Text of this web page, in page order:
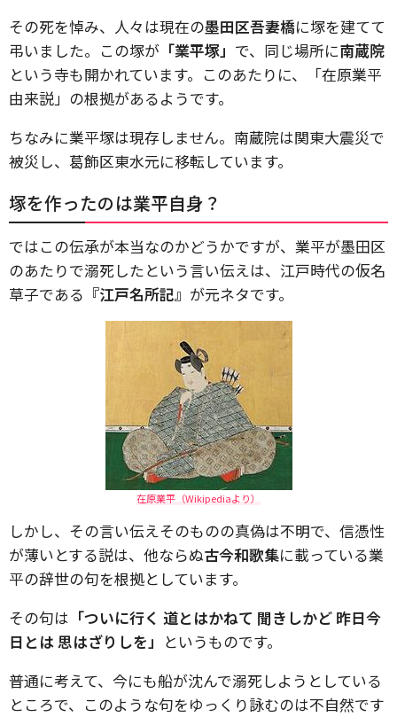
その死を悼み、人々は現在の墨田区吾妻橋に塚を建てて
弔いました。この塚が 「業平塚」 で、同じ場所に南蔵院
という寺も開かれています。このあたりに、「在原業平
由来説」の根拠があるようです。
ちなみに業平塚は現存しません。南蔵院は関東大震災で
被災し、葛飾区東水元に移転しています。
塚を作ったのは業平自身？
ではこの伝承が本当なのかどうかですが、業平が墨田区
のあたりで溺死したという言い伝えは、江戸時代の仮名
草子である 『江戸名所記』 が元ネタです。
在原業平（Wikipediaより）
しかし、その言い伝えそのものの真偽は不明で、信憑性
が薄いとする説は、他ならぬ古今和歌集に載っている業
平の辞世の句を根拠としています。
その句は 「ついに行く 道とはかねて 聞きしかど 昨日今
日とは 思はざりしを」 というものです。
普通に考えて、今にも船が沈んで溺死しようとしている
ところで、このような句をゆっくり詠むのは不自然です